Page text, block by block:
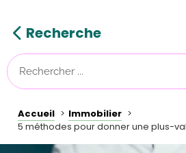
Immobilier
Astuces/DIY
Tendance Travaux
Kit partenaire
Recherche
Accueil
Immobilier
5 méthodes pour donner une plus-